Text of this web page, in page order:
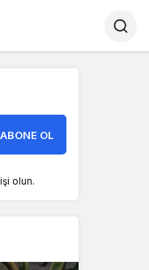
ABONE OL
olun.